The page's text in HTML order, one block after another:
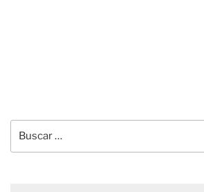
por: